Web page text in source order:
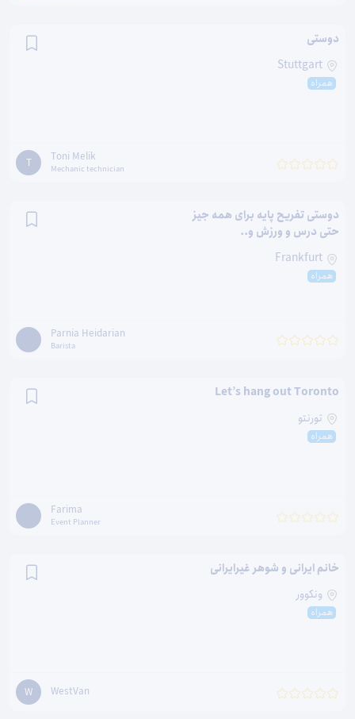
دوستی
همراه
Toni Melik
Mechanic technician
T
دوستى تفريح پايه براى همه جيز
حتى درس و ورزش و..
همراه
Parnia Heidarian
Barista
Let’s hang out Toronto
تورنتو
همراه
Farima
Event Planner
خانم ایرانی و شوهر غیرایرانی
ونکوور
همراه
WestVan
W